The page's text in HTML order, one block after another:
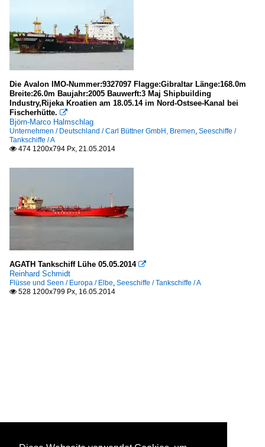
Die Avalon IMO-Nummer:9327097 Flagge:Gibraltar Länge:168.0m
Breite:26.0m Baujahr:2005 Bauwerft:3 Maj Shipbuilding
Industry,Rijeka Kroatien am 18.05.14 im Nord-Ostsee-Kanal bei
Fischerhütte. 
Björn-Marco Halmschlag
Unternehmen / Deutschland / Carl Büttner GmbH, Bremen, Seeschiffe /
Tankschiffe / A
 474 1200x794 Px, 21.05.2014
AGATH Tankschiff Lühe 05.05.2014 
Reinhard Schmidt
Flüsse und Seen / Europa / Elbe, Seeschiffe / Tankschiffe / A
 528 1200x799 Px, 16.05.2014